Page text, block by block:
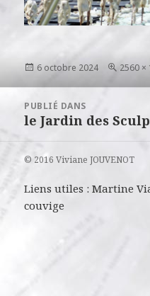
Publié
6 octobre 2024
Taille
2560 ×
l’article
PUBLIÉ DANS
le Jardin des
© 2016 Viviane JOUVENOT
Liens utiles :Martine
couvige